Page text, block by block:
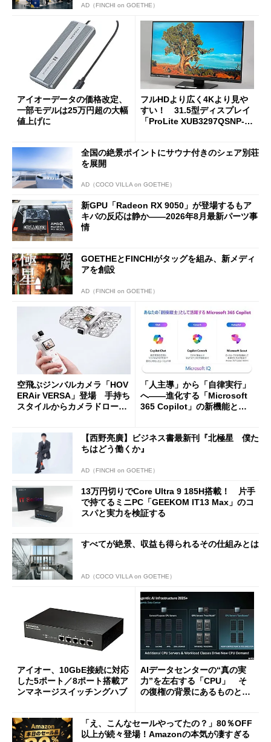
AD（FINCHI on GOETHE）
アイオーデータの価格改定、
一部モデルは25万円超の大幅
値上げに
フルHDより広く4Kより見や
すい！ 31.5型ディスプレイ
「ProLite XUB3297QSNP-B
全国の絶景ポイントにサウナ付きのシェア別荘
を展開
AD（COCO VILLA on GOETHE）
新GPU「Radeon RX 9050」が登場するもア
キバの反応は静か――2026年8月最新パーツ事
情
GOETHEとFINCHIがタッグを組み、新メディ
アを創設
AD（FINCHI on GOETHE）
空飛ぶジンバルカメラ「HOV
ERAir VERSA」登場 手持ち
スタイルからカメラドローン
「人主導」から「自律実行」
へ――進化する「Microsoft
365 Copilot」の新機能とエ
【西野亮廣】ビジネス書最新刊『北極星 僕た
ちはどう働くか』
AD（FINCHI on GOETHE）
13万円切りでCore Ultra 9 185H搭載！ 片手
で持てるミニPC「GEEKOM IT13 Max」のコ
スパと実力を検証する
すべてが絶景、収益も得られるその仕組みとは
AD（COCO VILLA on GOETHE）
アイオー、10GbE接続に対応
した5ポート／8ポート搭載ア
ンマネージスイッチングハブ
AIデータセンターの“真の実
力”を左右する「CPU」 そ
の復権の背景にあるものと
「え、こんなセールやってたの？」80％OFF
以上が続々登場！Amazonの本気が凄すぎる